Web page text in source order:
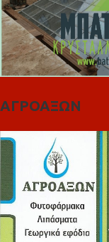
ΑΓΡΟΑΞΩΝ